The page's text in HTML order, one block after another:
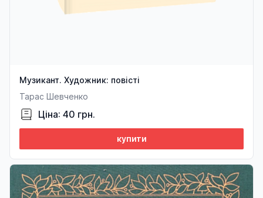
Музикант. Художник: повісті
Тарас Шевченко
Ціна: 40 грн.
купити